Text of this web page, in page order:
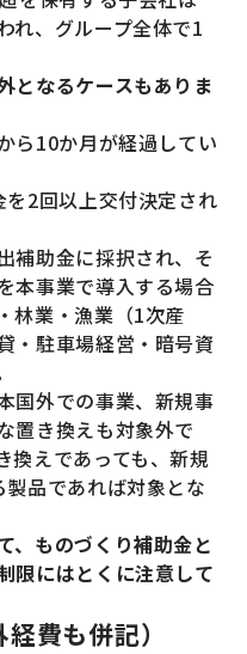
れ、グループ全体で1
となるケースもありま
ら10か月が経過してい
2回以上交付決定され
補助金に採択され、そ
本事業で導入する場合
林業・漁業（1次産
・駐車場経営・暗号資
国外での事業、新規事
置き換えも対象外で
換えであっても、新規
品であれば対象とな
、ものづくり補助金と
限にはとくに注意して
費も併記）